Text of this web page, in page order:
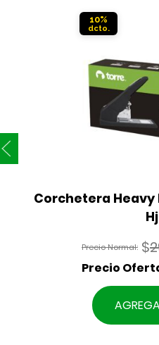
10%
Corchetera Heavy
$